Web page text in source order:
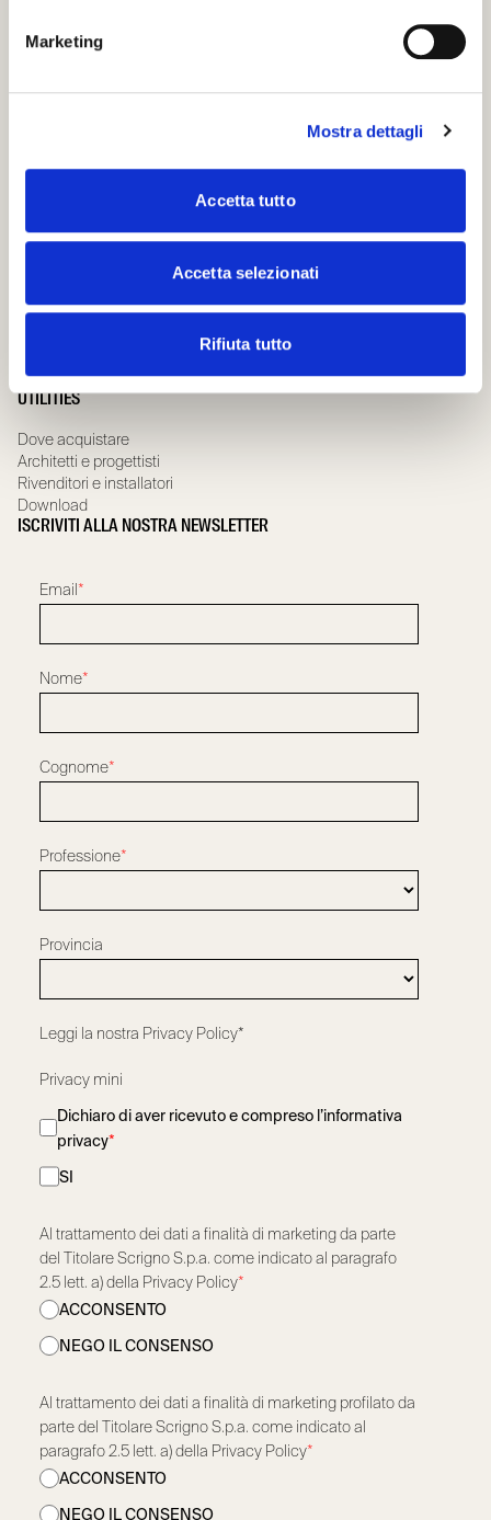
Marketing
Mostra dettagli
Accetta tutto
Accetta selezionati
Rifiuta tutto
Controtelai per porte scorrevoli con stipiti
Porte scorrevoli in legno
Porte scorrevoli speciali
Azienda
Governance team
Scrignolab
News
UTILITIES
Dove acquistare
Architetti e progettisti
Rivenditori e installatori
Download
ISCRIVITI ALLA NOSTRA NEWSLETTER
Email*
Nome*
Cognome*
Professione*
Provincia
Leggi la nostra Privacy Policy*
Privacy mini
Dichiaro di aver ricevuto e compreso l’informativa
privacy*
SI
Al trattamento dei dati a finalità di marketing da parte
del Titolare Scrigno S.p.a. come indicato al paragrafo
2.5 lett. a) della Privacy Policy*
ACCONSENTO
NEGO IL CONSENSO
Al trattamento dei dati a finalità di marketing profilato da
parte del Titolare Scrigno S.p.a. come indicato al
paragrafo 2.5 lett. a) della Privacy Policy*
ACCONSENTO
NEGO IL CONSENSO